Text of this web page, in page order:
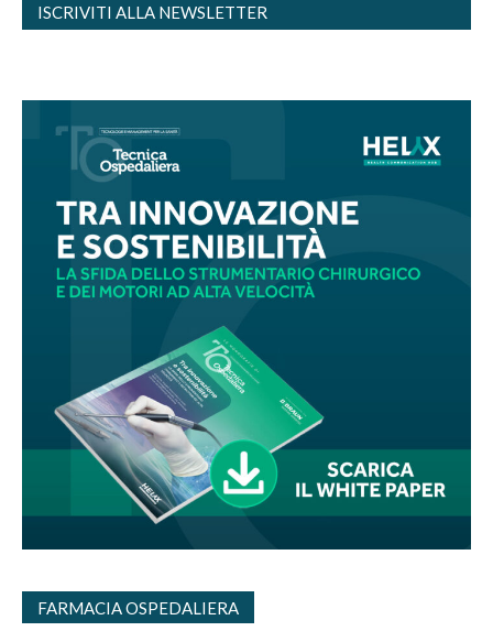
ISCRIVITI ALLA NEWSLETTER
FARMACIA OSPEDALIERA